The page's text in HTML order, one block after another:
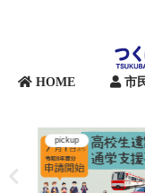
HOME 市
pickup